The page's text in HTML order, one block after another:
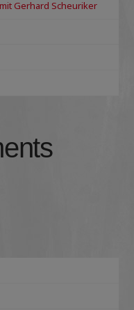
Gerhard Scheuriker